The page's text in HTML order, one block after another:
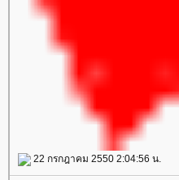
22 กรกฎาคม 2550 2:04:56 น.